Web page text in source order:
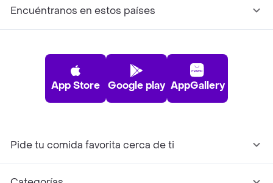
Encuéntranos en estos países
App Store Google play AppGallery
Pide tu comida favorita cerca de ti